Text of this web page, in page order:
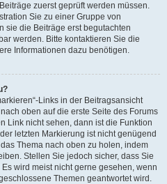
zuerst geprüft werden müssen.
Sie zu einer Gruppe von
sie die Beiträge erst begutachten
werden. Bitte kontaktieren Sie die
Informationen dazu benötigen.
Links in der Beitragsansicht
oben auf die erste Seite des Forums
Link nicht sehen, dann ist die Funktion
letzten Markierung ist nicht genügend
Thema nach oben zu holen, indem
Stellen Sie jedoch sicher, dass Sie
wird meist nicht gerne gesehen, wenn
Themen geantwortet wird.